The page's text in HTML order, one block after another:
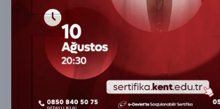
Masal Anlatıcılığı Ve Çocuk
Analizi (Uygulayıcı Belge)
Masal Anlatıcılığı ve Çocuk Resim